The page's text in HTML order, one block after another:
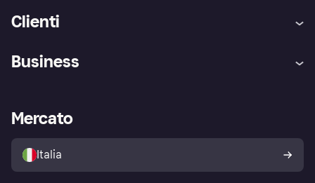
Clienti
Assistenza
Esplora i negozi
Politica di protezione
dell'acquirente Klarna
Business
Accesso aziende
Mercato
Italia